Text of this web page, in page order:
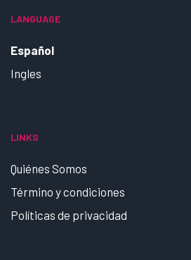
LANGUAGE
Español
Ingles
LINKS
Quiénes Somos
Término y condiciones
Políticas de privacidad